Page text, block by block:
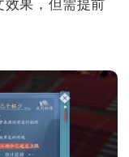
效果，但需提前